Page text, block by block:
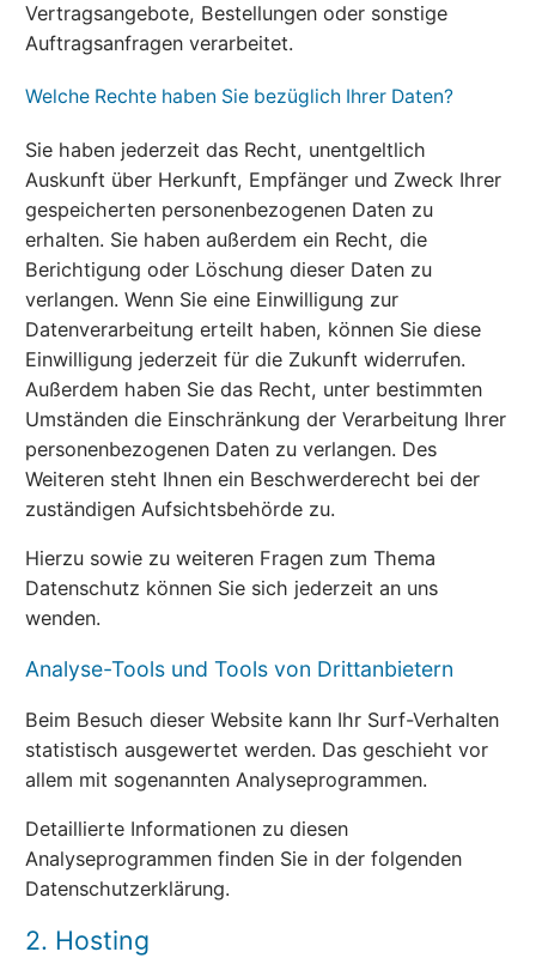
Vertragsangebote, Bestellungen oder sonstige
Auftragsanfragen verarbeitet.
Welche Rechte haben Sie bezüglich Ihrer Daten?
Sie haben jederzeit das Recht, unentgeltlich
Auskunft über Herkunft, Empfänger und Zweck Ihrer
gespeicherten personenbezogenen Daten zu
erhalten. Sie haben außerdem ein Recht, die
Berichtigung oder Löschung dieser Daten zu
verlangen. Wenn Sie eine Einwilligung zur
Datenverarbeitung erteilt haben, können Sie diese
Einwilligung jederzeit für die Zukunft widerrufen.
Außerdem haben Sie das Recht, unter bestimmten
Umständen die Einschränkung der Verarbeitung Ihrer
personenbezogenen Daten zu verlangen. Des
Weiteren steht Ihnen ein Beschwerderecht bei der
zuständigen Aufsichtsbehörde zu.
Hierzu sowie zu weiteren Fragen zum Thema
Datenschutz können Sie sich jederzeit an uns
wenden.
Analyse-Tools und Tools von Dritt­anbietern
Beim Besuch dieser Website kann Ihr Surf-Verhalten
statistisch ausgewertet werden. Das geschieht vor
allem mit sogenannten Analyseprogrammen.
Detaillierte Informationen zu diesen
Analyseprogrammen finden Sie in der folgenden
Datenschutzerklärung.
2. Hosting